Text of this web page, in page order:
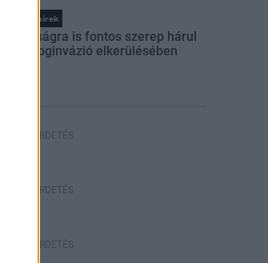
Országos hírek
A lakosságra is fontos szerep hárul
a szúnyoginvázió elkerülésében
HIRDETÉS
HIRDETÉS
HIRDETÉS